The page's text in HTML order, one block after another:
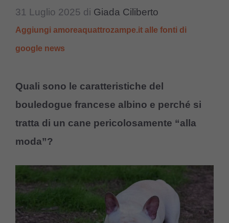
31 Luglio 2025 di Giada Ciliberto
Aggiungi amoreaquattrozampe.it alle fonti di
google news
Quali sono le caratteristiche del
bouledogue francese albino e perché si
tratta di un cane pericolosamente “alla
moda”?